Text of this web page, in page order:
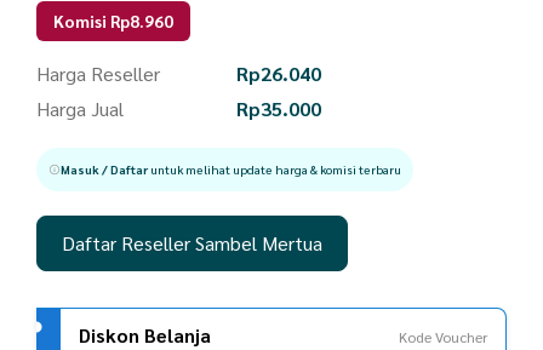
Komisi Rp8.960
Harga Reseller Rp26.040
Harga Jual
Rp35.000
Masuk / Daftaruntuk melihat update harga & komisi terbaru
Daftar Reseller Sambel Mertua
Diskon Belanja
Kode Voucher